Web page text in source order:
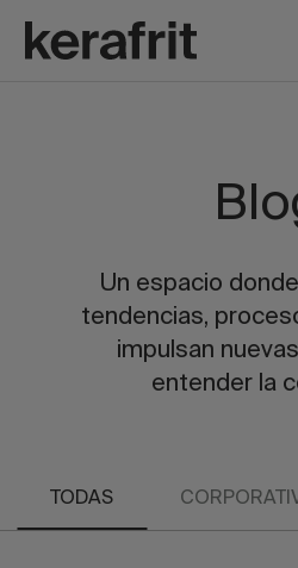
Un espacio
tendencias,
impulsan
entender la
TODAS